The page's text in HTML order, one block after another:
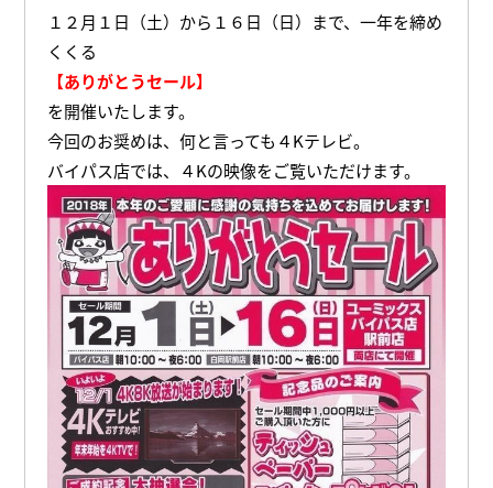
１２月１日（土）から１６日（日）まで、一年を締め
くくる
【ありがとうセール】
を開催いたします。
今回のお奨めは、何と言っても４Kテレビ。
バイパス店では、４Kの映像をご覧いただけます。